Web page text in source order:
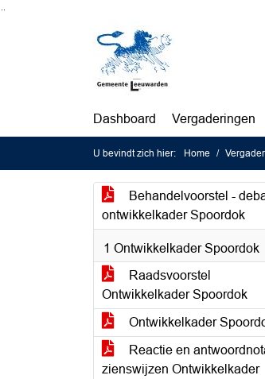
Dashboard Vergaderingen
U bevindt zich hier: Home
Behandelvoorstel -
ontwikkelkader Spoordok
1 Ontwikkelkader Spoordok
Raadsvoorstel
Ontwikkelkader Spoordok
Ontwikkelkader
Reactie en
zienswijzen Ontwikkelkader